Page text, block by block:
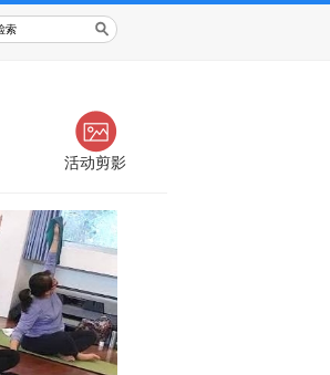
活动剪影